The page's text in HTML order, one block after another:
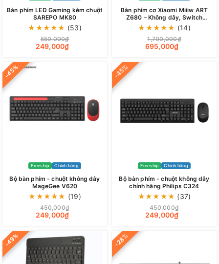
Bàn phím LED Gaming kèm chuột
SAREPO MK80
★ ★★★★ (53)
550,000₫
249,000₫
Bàn phím cơ Xiaomi Miiiw ART
Z680 – Không dây, Switch
Gateron G Pro, RGB, Hotswap,
68 phím
★ ★★★★ (14)
1,700,000₫
695,000₫
-45%
Freeship Chính hãng
Bộ bàn phím - chuột không dây
MageGee V620
★ ★★★★ (19)
450,000₫
249,000₫
-45%
Freeship Chính hãng
Bộ bàn phím - chuột không dây
chính hãng Philips C324
★★★ ★★ (37)
450,000₫
249,000₫
-49% -28%